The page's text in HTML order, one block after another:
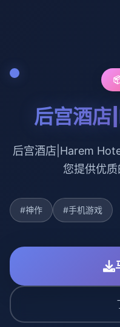
后宫酒
后宫酒店|Harem
您提供优质
#神作 #手机游戏